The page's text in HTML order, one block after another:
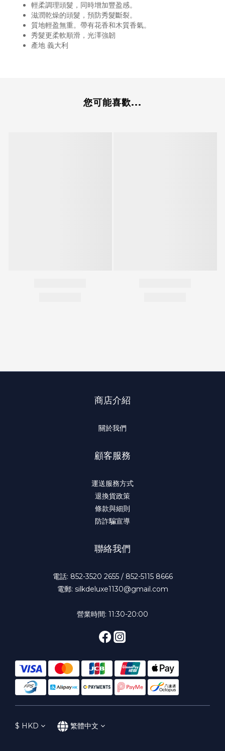
輕柔調理頭髮，同時增加豐盈感。
滋潤乾燥的頭髮，預防秀髮斷裂。
質地輕盈無重。帶有花香和木質香氣。
秀髮更柔軟順滑，光澤強韌
產地 義大利
您可能喜歡...
商店介紹
關於我們
顧客服務
運送服務方式
退換貨政策
條款與細則
防詐騙宣導
聯絡我們
電話: 852-3520 2655 / 852-5115 8666
電郵: silkdeluxe1130@gmail.com
營業時間: 11:30-20:00
$ HKD 繁體中文